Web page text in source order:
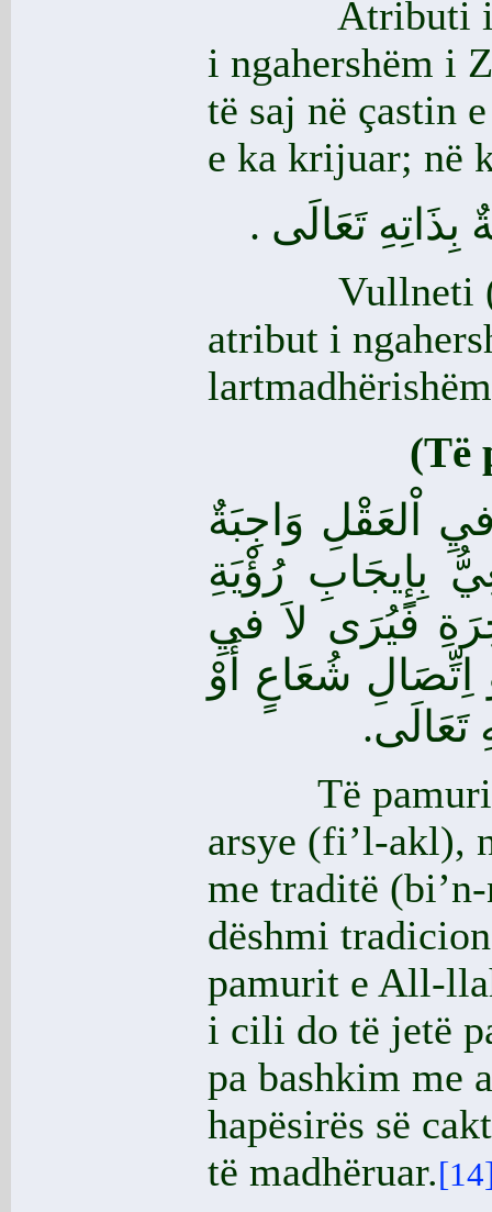
Atributi i
i ngahershëm i
të saj në çastin
e ka krijuar; në
بِذَاتِهِ تَعَالَى .
Vullneti (el-
atribut i
(Të
اْلعَقْلِ وَاجِبَةٌ
بِإِيجَابِ رُؤْيَةِ
فَيُرَى لاَ فيِ
اِتِّصَالِ شُعَاعٍ أَوْ
تَعَالَى.
Të
arsye (fi’l-akl),
me traditë
dëshmi
pamurit e All-
i cili do të jetë
pa bashkim me
hapësirës së
të madhëruar.